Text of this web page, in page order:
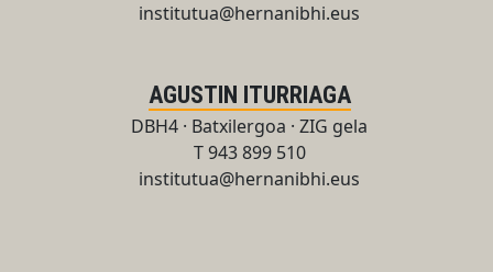
institutua@hernanibhi.eus
AGUSTIN ITURRIAGA
DBH4 · Batxilergoa · ZIG gela
T 943 899 510
institutua@hernanibhi.eus